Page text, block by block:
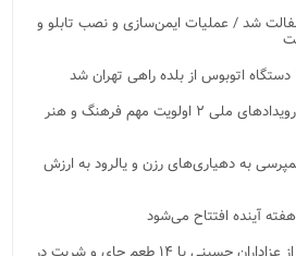
شد / عملیات ایمن‌سازی و نصب تابلو و
توسعه باغ هنر و برگزاری رویدادهای ملی ۲ اولویت مهم فرهنگ و هنر
کمپرسی به دهیاری‌های رزن و یالرود به ارزش
آینده افتتاح می‌شود